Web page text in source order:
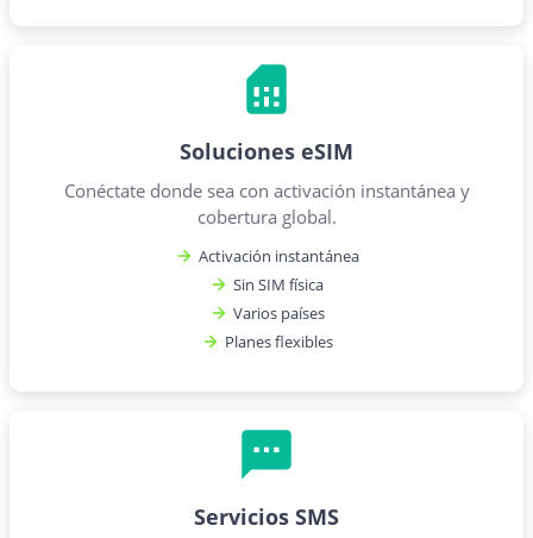
Soluciones eSIM
Conéctate donde sea con activación instantánea y
cobertura global.
Activación instantánea
Sin SIM física
Varios países
Planes flexibles
Servicios SMS